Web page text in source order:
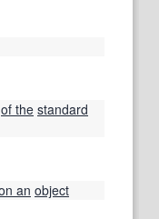
of the standard
an object